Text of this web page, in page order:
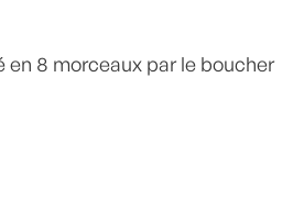
en 8 morceaux par le boucher